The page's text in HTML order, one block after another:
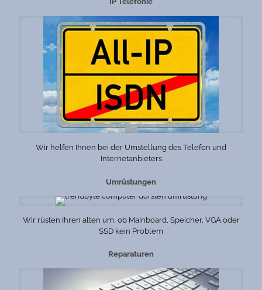
Wir helfen Ihnen bei der Umstellung des Telefon und
Internetanbieters
Umrüstungen
Wir rüsten Ihren alten um, ob Mainboard, Speicher, VGA,oder
SSD kein Problem
Reparaturen